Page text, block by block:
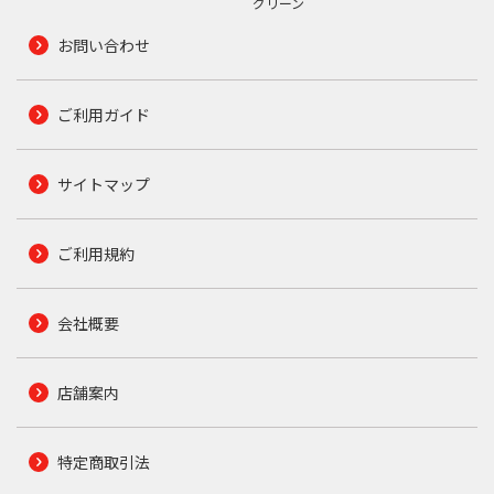
お問い合わせ
ご利用ガイド
サイトマップ
ご利用規約
会社概要
店舗案内
特定商取引法